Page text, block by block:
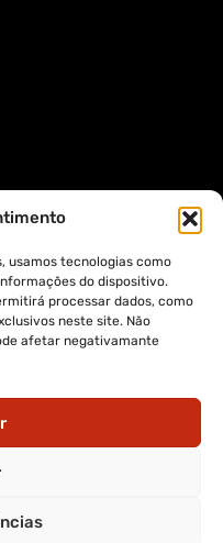
usamos tecnologias como
do dispositivo.
processar dados, como
neste site. Não
afetar negativamante
E DE PRIVACIDADE